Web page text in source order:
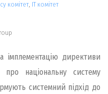
комiтет, IT комiтет
директиви
національну систему
системний підхід до